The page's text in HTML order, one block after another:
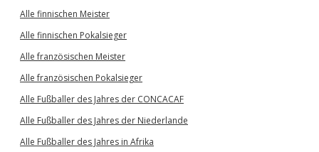
Alle finnischen Meister
Alle finnischen Pokalsieger
Alle französischen Meister
Alle französischen Pokalsieger
Alle Fußballer des Jahres der CONCACAF
Alle Fußballer des Jahres der Niederlande
Alle Fußballer des Jahres in Afrika